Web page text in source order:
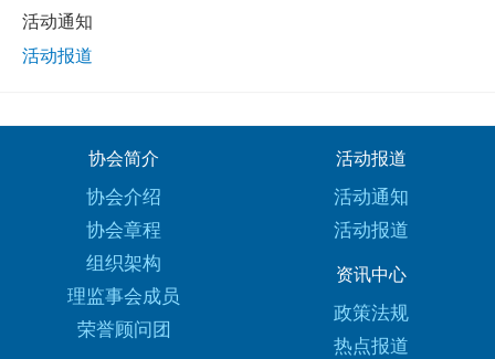
活动通知
活动报道
协会简介
协会介绍
协会章程
组织架构
理监事会成员
荣誉顾问团
活动报道
活动通知
活动报道
资讯中心
政策法规
热点报道